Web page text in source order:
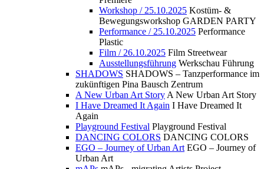
Workshop / 25.10.2025 Kostüm- &
Bewegungsworkshop GARDEN PARTY
Performance / 25.10.2025 Performance
Plastic
Film / 26.10.2025 Film Streetwear
Ausstellungsführung Werkschau Führung
SHADOWS SHADOWS – Tanzperformance im
zukünftigen Pina Bausch Zentrum
A New Urban Art Story A New Urban Art Story
I Have Dreamed It Again I Have Dreamed It
Again
Playground Festival Playground Festival
DANCING COLORS DANCING COLORS
EGO – Journey of Urban Art EGO – Journey of
Urban Art